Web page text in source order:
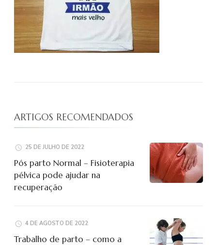
ARTIGOS RECOMENDADOS
25 DE JULHO DE 2022
Pós parto Normal – Fisioterapia
pélvica pode ajudar na
recuperação
4 DE AGOSTO DE 2022
Trabalho de parto – como a